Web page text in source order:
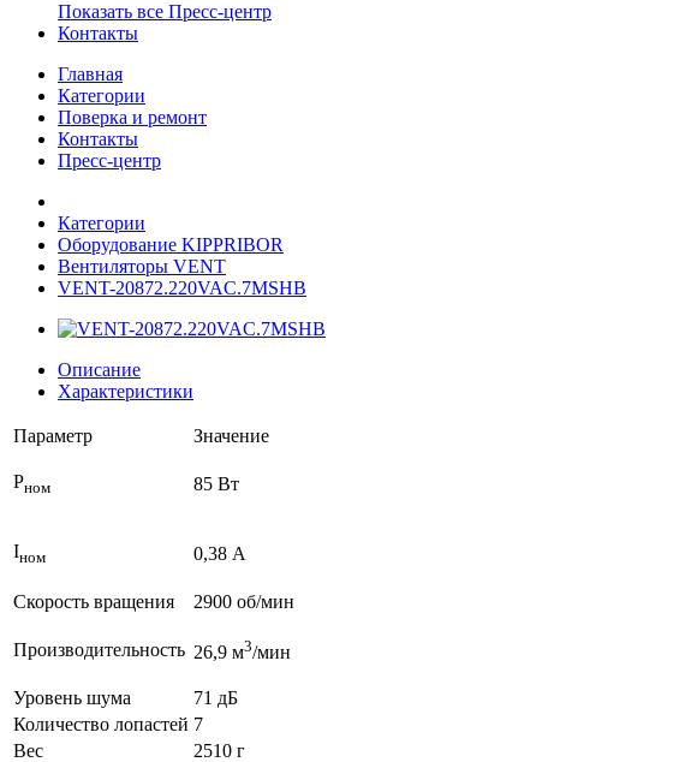
Показать все Пресс-центр
Контакты
Главная
Категории
Поверка и ремонт
Контакты
Пресс-центр
Категории
Оборудование KIPPRIBOR
Вентиляторы VENT
VENT-20872.220VAC.7MSHB
Описание
Характеристики
Параметр Значение
Pном 85 Вт
Iном 0,38 А
Скорость вращения 2900 об/мин
Производительность 26,9 м3/мин
Уровень шума
71 дБ
Количество лопастей 7
Вес
2510 г